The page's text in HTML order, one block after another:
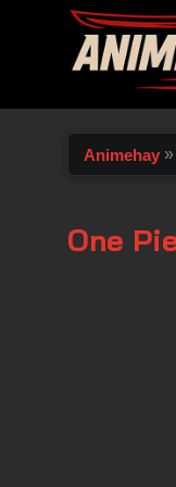
Animehay »
One